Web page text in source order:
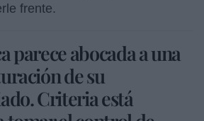
frente.
parece abocada a una
de su
Criteria está